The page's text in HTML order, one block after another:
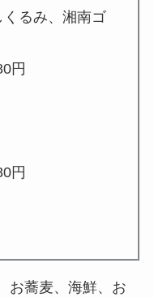
くるみ、湘南ゴ
円
円
お蕎麦、海鮮、お